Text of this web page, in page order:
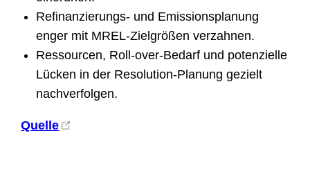
Refinanzierungs- und Emissionsplanung
enger mit MREL-Zielgrößen verzahnen.
Ressourcen, Roll-over-Bedarf und potenzielle
Lücken in der Resolution-Planung gezielt
nachverfolgen.
Quelle